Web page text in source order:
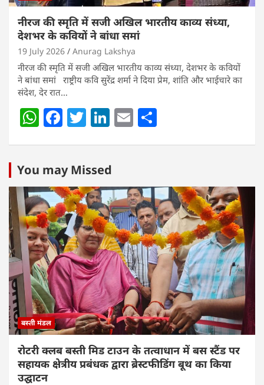
नीरज की स्मृति में सजी अखिल भारतीय काव्य संध्या,
देशभर के कवियों ने बांधा समां
19 July 2026 Anurag Lakshya
नीरज की स्मृति में सजी अखिल भारतीय काव्य संध्या, देशभर के कवियों
ने बांधा समां राष्ट्रीय कवि सुरेंद्र शर्मा ने दिया प्रेम, शांति और भाईचारे का
संदेश, देर रात…
W
s
A
p
p
F
e
b
o
o
k
T
er
Li
e
dI
n
E
You may Missed
बस्ती मंडल
रोटरी क्लब बस्ती मिड टाउन के तत्वाधान में बस स्टैंड पर
सहायक क्षेत्रीय प्रबंधक द्वारा ब्रेस्टफीडिंग बूथ का किया
उद्घाटन